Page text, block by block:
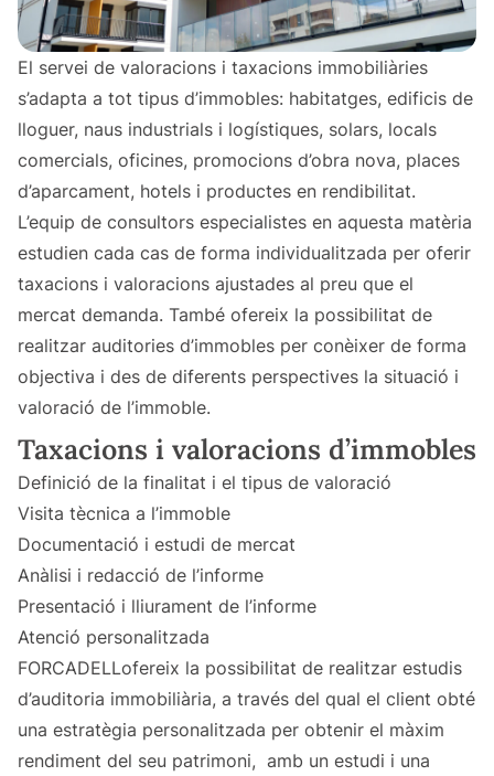
El servei de valoracions i taxacions immobiliàries
s’adapta a tot tipus d’immobles: habitatges, edificis de
lloguer, naus industrials i logístiques, solars, locals
comercials, oficines, promocions d’obra nova, places
d’aparcament, hotels i productes en rendibilitat.
L’equip de consultors especialistes en aquesta matèria
estudien cada cas de forma individualitzada per oferir
taxacions i valoracions ajustades al preu que el
mercat demanda. També ofereix la possibilitat de
realitzar auditories d’immobles per conèixer de forma
objectiva i des de diferents perspectives la situació i
valoració de l’immoble.
Taxacions i valoracions d’immobles
Definició de la finalitat i el tipus de valoració
Visita tècnica a l’immoble
Documentació i estudi de mercat
Anàlisi i redacció de l’informe
Presentació i lliurament de l’informe
Atenció personalitzada
FORCADELLofereix la possibilitat de realitzar estudis
d’auditoria immobiliària, a través del qual el client obté
una estratègia personalitzada per obtenir el màxim
rendiment del seu patrimoni, amb un estudi i una